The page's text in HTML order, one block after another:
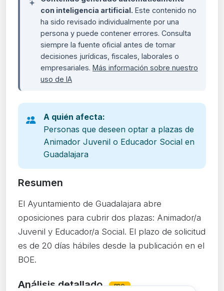
con inteligencia artificial. Este contenido no
ha sido revisado individualmente por una
persona y puede contener errores. Consulta
siempre la fuente oficial antes de tomar
decisiones jurídicas, fiscales, laborales o
empresariales. Más información sobre nuestro
uso de IA
A quién afecta:
Personas que deseen optar a plazas de
Animador Juvenil o Educador Social en
Guadalajara
Resumen
El Ayuntamiento de Guadalajara abre
oposiciones para cubrir dos plazas: Animador/a
Juvenil y Educador/a Social. El plazo de solicitud
es de 20 días hábiles desde la publicación en el
BOE.
Análisis detallado PRO